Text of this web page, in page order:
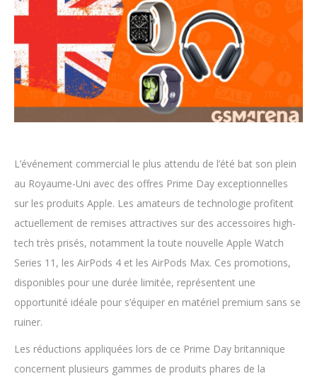
L’événement commercial le plus attendu de l’été bat son plein
au Royaume-Uni avec des offres Prime Day exceptionnelles
sur les produits Apple. Les amateurs de technologie profitent
actuellement de remises attractives sur des accessoires high-
tech très prisés, notamment la toute nouvelle Apple Watch
Series 11, les AirPods 4 et les AirPods Max. Ces promotions,
disponibles pour une durée limitée, représentent une
opportunité idéale pour s’équiper en matériel premium sans se
ruiner.
Les réductions appliquées lors de ce Prime Day britannique
concernent plusieurs gammes de produits phares de la